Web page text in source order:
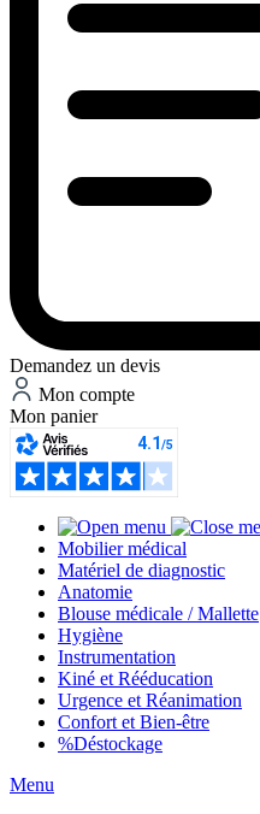
Demandez un devis
Mon compte
Mon panier
Mobilier médical
Matériel de diagnostic
Anatomie
Blouse médicale / Mallette
Hygiène
Instrumentation
Kiné et Rééducation
Urgence et Réanimation
Confort et Bien-être
%Déstockage
Menu